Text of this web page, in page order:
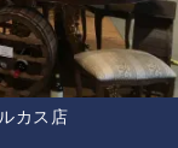
カス店